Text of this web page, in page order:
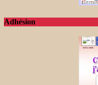
Adhésion